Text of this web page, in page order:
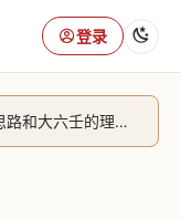
登录
即将新增八字盲派判断思路和大六壬的理气+取像判断思路。[内侧中，捐赠会员可用]2026/6/30
网站升级完成，升级全模块的算法，限时开放用户注册。2026/6/27